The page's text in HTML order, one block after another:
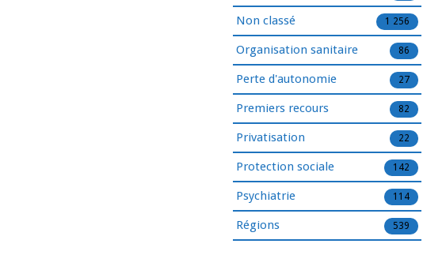
Non classé 1 256
Organisation sanitaire 86
Perte d'autonomie 27
Premiers recours 82
Privatisation 22
Protection sociale 142
Psychiatrie 114
Régions 539